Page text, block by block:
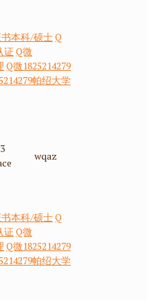
书本科/硕士Q
证 Q微
Q微1825214279
帕绍大学
wqaz
书本科/硕士Q
证 Q微
Q微1825214279
帕绍大学